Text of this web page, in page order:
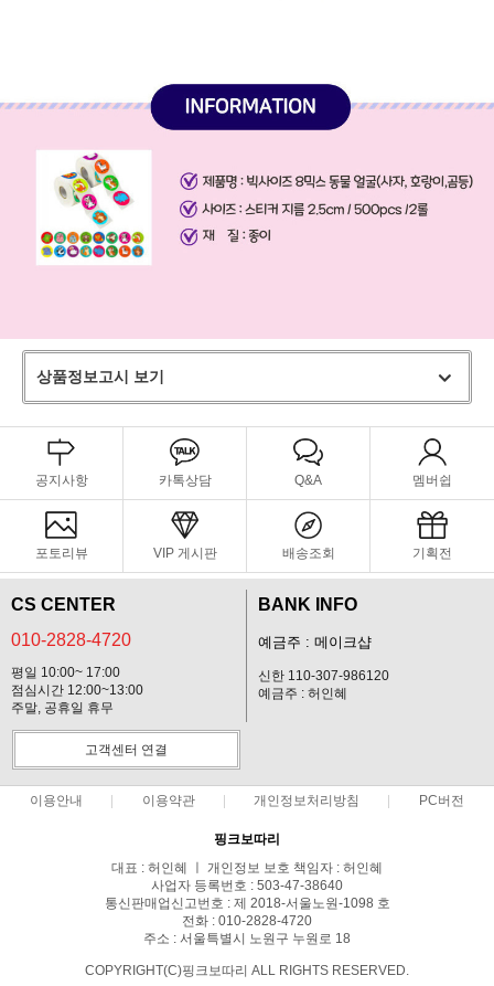
상품정보고시 보기
공지사항 카톡상담 Q&A 멤버쉽
포토리뷰 VIP 게시판 배송조회 기획전
CS CENTER
010-2828-4720
평일 10:00~ 17:00
점심시간 12:00~13:00
주말, 공휴일 휴무
BANK INFO
예금주 : 메이크샵
신한 110-307-986120
예금주 : 허인혜
고객센터 연결
이용안내 이용약관 개인정보처리방침 PC버전
핑크보따리
대표 : 허인혜 ㅣ 개인정보 보호 책임자 : 허인혜
사업자 등록번호 : 503-47-38640
통신판매업신고번호 : 제 2018-서울노원-1098 호
전화 : 010-2828-4720
주소 : 서울특별시 노원구 누원로 18
COPYRIGHT(C)핑크보따리 ALL RIGHTS RESERVED.